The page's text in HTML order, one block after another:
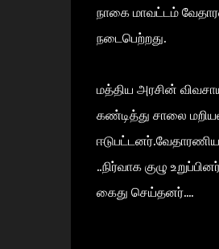
நாகை மாவட்டம்
நடைபெற்றது.
மத்திய அரசின்
கண்டித்து சாலை
..நிர்வாக குழு
கைது செய்தனர்....